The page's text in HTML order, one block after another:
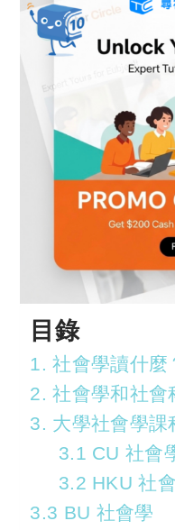
目錄
1. 社會學讀什麼
2. 社會學和社會
3. 大學社會學課
3.1 CU 社會
3.2 HKU 社
3.3 BU 社會學